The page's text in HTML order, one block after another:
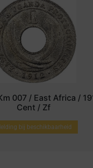
007 / East Africa /
Cent / Zf
bij beschikbaarheid